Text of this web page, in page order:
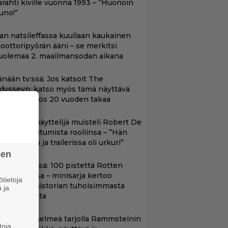
kiville vuonna 1993 – ”Huonoin
natsileffassa kuullaan kaukainen
ääni – se merkitsi
2. maailmansodan aikana
tv:ssä: Jos katsoit The
katso myös tämä näyttävä
20 vuoden takaa
Fear -näyttelijä muisteli Robert De
paneutumista rooliinsa – ”Hän
kielillä ja trailerissa oli urkuri”
Netflixissä: 100 pistettä Rotten
– minisarja kertoo
historian tuhoisimmasta
iskusta
tarjolla Rammsteinin
ja